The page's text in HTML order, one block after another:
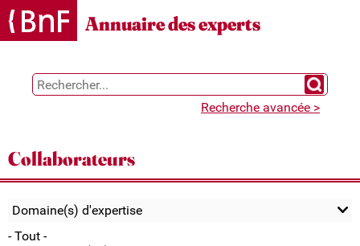
Gestion des cookies
Annuaire des experts
Chercher
Recherche avancée >
Collaborateurs
Domaine(s) d'expertise
- Tout -